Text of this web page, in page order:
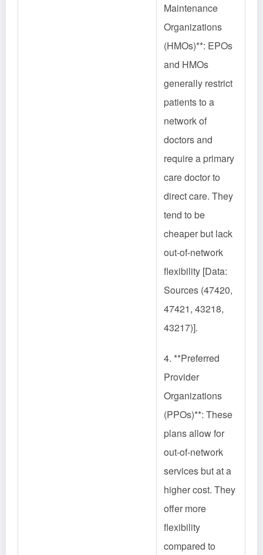
Maintenance
Organizations
(HMOs)**: EPOs
and HMOs
generally restrict
patients to a
network of
doctors and
require a primary
care doctor to
direct care. They
tend to be
cheaper but lack
out-of-network
flexibility [Data:
Sources (47420,
47421, 43218,
43217)].
4. **Preferred
Provider
Organizations
(PPOs)**: These
plans allow for
out-of-network
services but at a
higher cost. They
offer more
flexibility
compared to